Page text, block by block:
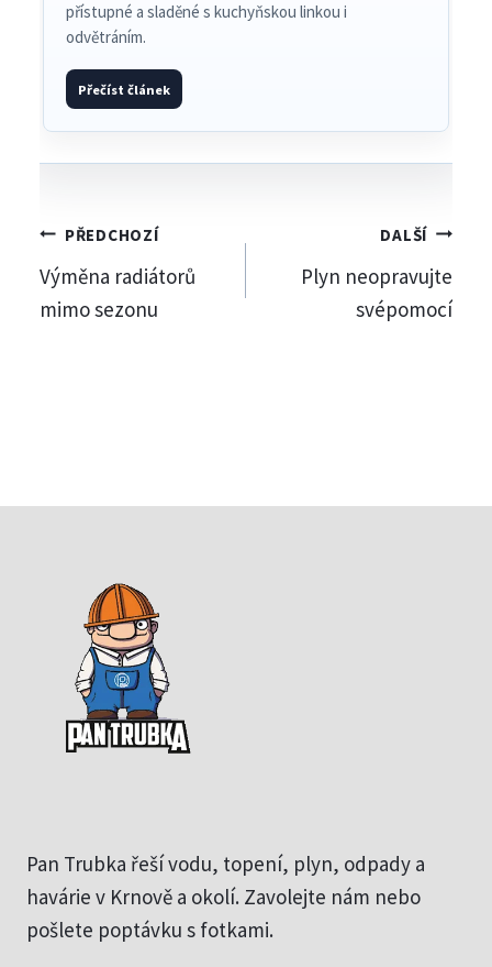
přístupné a sladěné s kuchyňskou linkou i
odvětráním.
Přečíst článek
Navigace
pro
PŘEDCHOZÍ
Výměna radiátorů
mimo sezonu
DALŠÍ
Plyn neopravujte
svépomocí
Pan Trubka řeší vodu, topení, plyn, odpady a
havárie v Krnově a okolí. Zavolejte nám nebo
pošlete poptávku s fotkami.